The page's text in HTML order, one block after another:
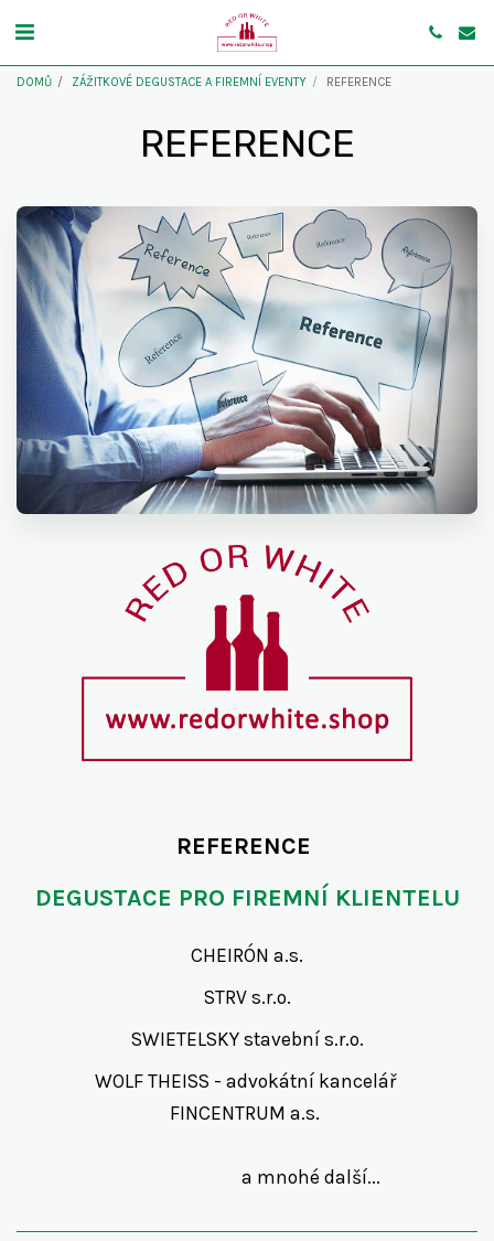
DOMŮ ZÁŽITKOVÉ DEGUSTACE A FIREMNÍ EVENTY REFERENCE
REFERENCE
REFERENCE
DEGUSTACE PRO FIREMNÍ KLIENTELU
CHEIRÓN a.s.
STRV s.r.o.
SWIETELSKY stavební s.r.o.
WOLF THEISS - advokátní kancelář
FINCENTRUM a.s.
a mnohé další...